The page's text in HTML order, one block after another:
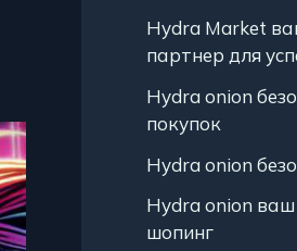
Hydra Market
партнер для
Hydra onion
покупок
Hydra onion
Hydra onion
шопинг